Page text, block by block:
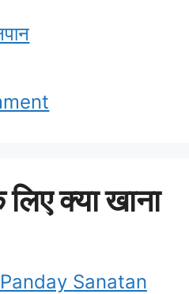
क्या खाना
Panday Sanatan